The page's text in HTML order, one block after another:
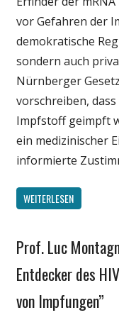
Wissenschaft
vor Gefahren der
demokratische
sondern auch
Nürnberger
vorschreiben,
Impfstoff geimpft
ein medizinischer
informierte
WEITERLESEN
Gesellschaft
Medien
Wirtschaft
Prof. Luc
Entdecker des
von Impfungen”